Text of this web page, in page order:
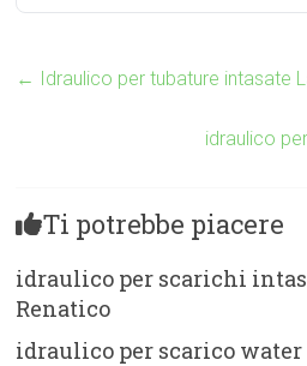
← Idraulico per tubature intasate
idraulico
Ti potrebbe piacere
idraulico per scarichi
Renatico
idraulico per scarico water